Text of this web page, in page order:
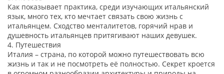
Как показывает практика, среди изучающих итальянский
язык, много тех, кто мечтает связать свою жизнь с
итальянцем. Сходство менталитетов, горячий нрав и
душевность итальянцев притягивают наших девушек.
4. Путешествия
Италия – страна, по которой можно путешествовать всю
жизнь и так и не посмотреть её полностью. Секрет кроется